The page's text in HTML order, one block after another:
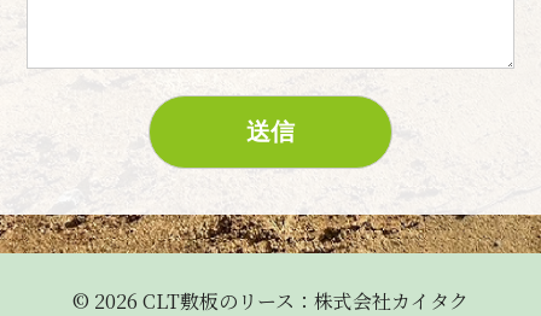
© 2026 CLT敷板のリース：株式会社カイタク